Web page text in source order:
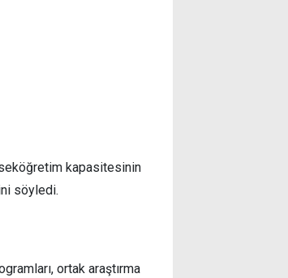
kapasitesinin
söyledi.
ortak araştırma